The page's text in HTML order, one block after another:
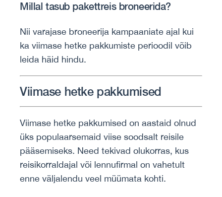
Millal tasub pakettreis broneerida?
Nii varajase broneerija kampaaniate ajal kui
ka viimase hetke pakkumiste perioodil võib
leida häid hindu.
Viimase hetke pakkumised
Viimase hetke pakkumised on aastaid olnud
üks populaarsemaid viise soodsalt reisile
pääsemiseks. Need tekivad olukorras, kus
reisikorraldajal või lennufirmal on vahetult
enne väljalendu veel müümata kohti.